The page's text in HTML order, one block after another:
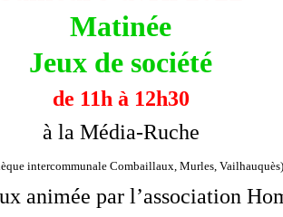
Matinée
Jeux de société
de 11h à 12h30
à la Média-Ruche
intercommunale Combaillaux, Murles, Vailhauquès)
animée par l’association